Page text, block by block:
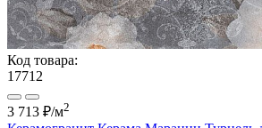
Код товара:
17712
3 713 ₽/м2